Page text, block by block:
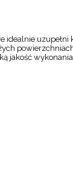
idealnie
jakość